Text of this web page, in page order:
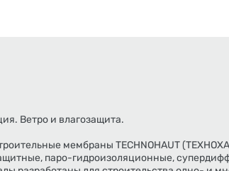
Ветро и влагозащита.
мембраны TECHNOHAUT
паро-гидроизоляционные,